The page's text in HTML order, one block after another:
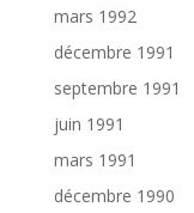
mars 1992
décembre 1991
septembre 1991
juin 1991
mars 1991
décembre 1990